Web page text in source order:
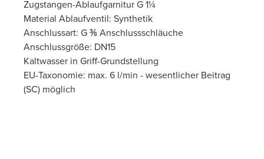
Zugstangen-Ablaufgarnitur G 1¼
Material Ablaufventil: Synthetik
Anschlussart: G ⅜ Anschlussschläuche
Anschlussgröße: DN15
Kaltwasser in Griff-Grundstellung
EU-Taxonomie: max. 6 l/min - wesentlicher Beitrag
(SC) möglich